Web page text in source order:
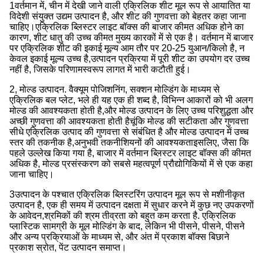
1वर्तमान में, चीन में देखी जाने वाली एक्रिलिक शीट मूल रूप से आयातित या
विदेशी संयुक्त उद्यम उत्पादन है, और शीट की गुणवत्ता को बेहतर कहा जाना
चाहिए।एक्रिलिक ब्लिस्टर लाइट बॉक्स की बाजार कीमत अधिक होने का
कारण, शीट धातु की उच्च कीमत मुख्य कारकों में से एक है। वर्तमान में बाजार
पर एक्रिलिक शीट की इकाई मूल्य आम तौर पर 20-25 युआन/किलो है, न
केवल इकाई मूल्य उच्च है,उत्पादन प्रक्रिया में पूरी शीट का उपयोग दर उच्च
नहीं है, जिसके परिणामस्वरूप लागत में भारी कटौती हुई।
2, मोल्ड उत्पादन. वैक्यूम पोजिशनिंग, सक्शन मोल्डिंग के माध्यम से
एक्रिलिक बल प्लेट, भले ही यह एक ही शब्द है, विभिन्न आकारों को भी अलग
मोल्ड की आवश्यकता होती है,और मोल्ड उत्पादन के लिए उच्च परिशुद्धता और
अच्छी गुणवत्ता की आवश्यकता होती हैचूंकि मोल्ड की सटीकता और गुणवत्ता
सीधे एक्रिलिक उत्पाद की गुणवत्ता से संबंधित है और मोल्ड उत्पादन में उच्च
स्तर की तकनीक है,अनुभवी तकनीशियनों की आवश्यकताइसलिए, जैसा कि
पहले उल्लेख किया गया है, बाजार में वर्तमान ब्लिस्टर लाइट बॉक्स की कीमत
अधिक है, मोल्ड प्रसंस्करण को सबसे महत्वपूर्ण प्रौद्योगिकियों में से एक कहा
जाना चाहिए।
3उत्पादन के पश्चात एक्रिलिक ब्लिस्टरिंग उत्पादन मूल रूप से मशीनीकृत
उत्पादन है, एक ही समय में उत्पादन दक्षता में सुधार करने में कुछ नए उपकरणों
के आवेदन,श्रमिकों की श्रम तीव्रता को बहुत कम करता है. एक्रिलिक
प्लास्टिक सामग्री के मूल मोल्डिंग के बाद, लेकिन भी पीसने, पीसने, पीसने
और अन्य प्रक्रियाओं के माध्यम से, और अंत में प्रकाश बॉक्स बिछाने
प्रकाश स्रोत, पेंट उत्पादन समाप्त।